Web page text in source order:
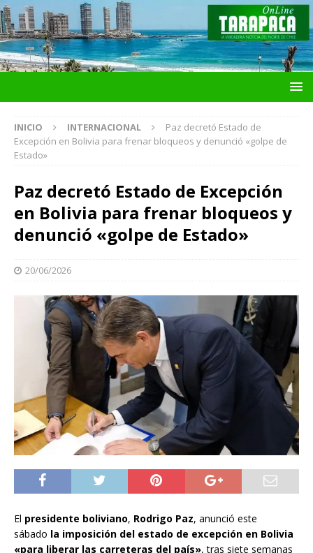
INICIO INTERNACIONAL
Paz decretó Estado de
Excepción en Bolivia para frenar bloqueos y denunció «golpe de
Estado»
Paz decretó Estado de Excepción
en Bolivia para frenar bloqueos y
denunció «golpe de Estado»
20/06/2026
El presidente boliviano, Rodrigo Paz, anunció este
sábado la imposición del estado de excepción en Bolivia
«para liberar las carreteras del país», tras siete semanas